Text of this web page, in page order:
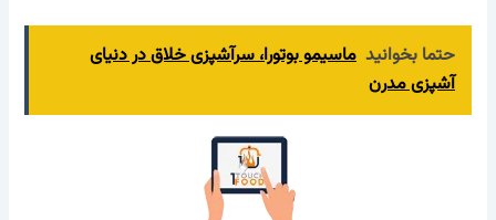
حتما بخوانید ماسیمو بوتورا، سرآشپزی خلاق در دنیای
آشپزی مدرن